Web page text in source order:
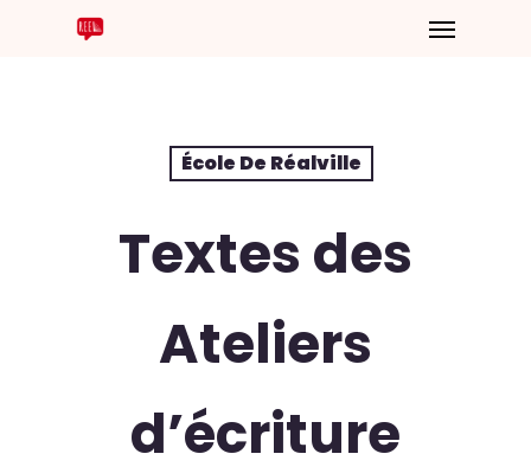
École De Réalville
Textes des
Ateliers
d’écriture